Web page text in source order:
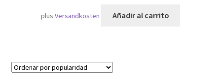
plus Versandkosten Añadir al carrito